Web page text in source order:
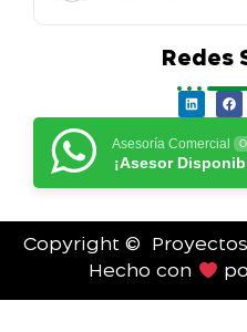
Redes
Asesoría Comercial
¡Asesor
Copyright © Proyectos
Hecho con